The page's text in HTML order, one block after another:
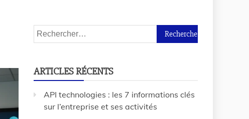
ARTICLES RÉCENTS
API technologies : les 7 informations clés
sur l’entreprise et ses activités